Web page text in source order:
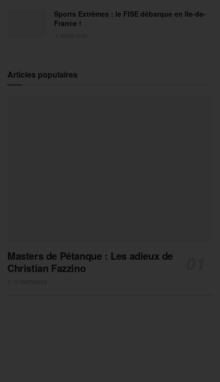
Sports Extrêmes : le FISE débarque en Ile-de-
France !
Articles populaires
Masters de Pétanque : Les adieux de
Christian Fazzino